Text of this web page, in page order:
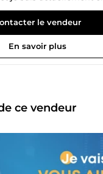
mes compétences
dans l'informatique,
manières, que ce soit
application, la gestion
fournir les meilleurs
le vendeur
En savoir plus
ce vendeur